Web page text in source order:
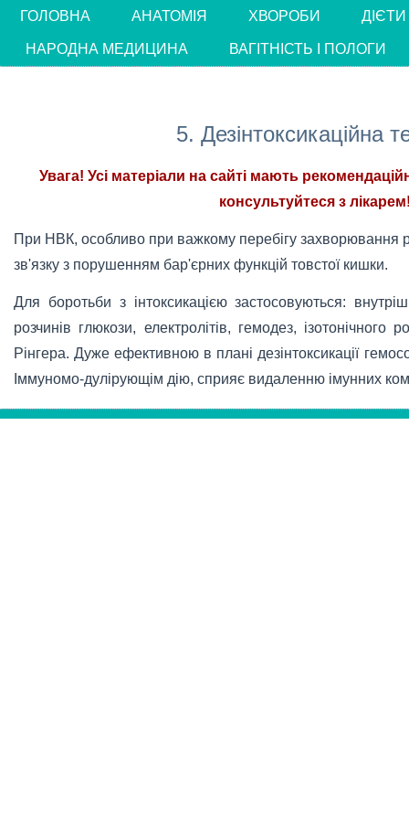
ГОЛОВНА АНАТОМІЯ ХВОРОБИ ДІЄТИ
НАРОДНА МЕДИЦИНА ВАГІТНІСТЬ І ПОЛОГИ
5. Дезінтоксикаційна
Увага! Усі матеріали на сайті мають
консультуйтеся з
При НВК, особливо при важкому перебігу захворювання
зв'язку з порушенням бар'єрних функцій товстої кишки.
Для боротьби з інтоксикацією застосовуються:
розчинів глюкози, електролітів, гемодез, ізотонічного
Рінгера. Дуже ефективною в плані дезінтоксикації
Іммуномо-дулірующім дію, сприяє видаленню імунних